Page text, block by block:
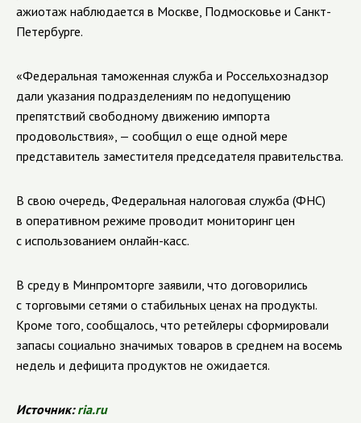
ажиотаж наблюдается в Москве, Подмосковье и Санкт-
Петербурге.
«Федеральная таможенная служба и Россельхознадзор
дали указания подразделениям по недопущению
препятствий свободному движению импорта
продовольствия», — сообщил о еще одной мере
представитель заместителя председателя правительства.
В свою очередь, Федеральная налоговая служба (ФНС)
в оперативном режиме проводит мониторинг цен
с использованием онлайн-касс.
В среду в Минпромторге заявили, что договорились
с торговыми сетями о стабильных ценах на продукты.
Кроме того, сообщалось, что ретейлеры сформировали
запасы социально значимых товаров в среднем на восемь
недель и дефицита продуктов не ожидается.
Источник:ria.ru